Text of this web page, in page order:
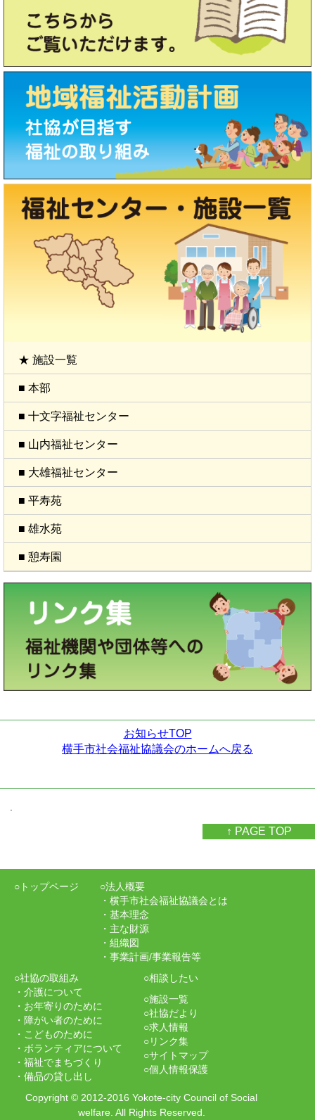
★ 施設一覧
■ 本部
■ 十文字福祉センター
■ 山内福祉センター
■ 大雄福祉センター
■ 平寿苑
■ 雄水苑
■ 憩寿園
お知らせTOP
横手市社会福祉協議会のホームへ戻る
.
↑ PAGE TOP
○トップページ
○法人概要
・横手市社会福祉協議会とは
・基本理念
・主な財源
・組織図
・事業計画/事業報告等
○社協の取組み
・介護について
・お年寄りのために
・障がい者のために
・こどものために
・ボランティアについて
・福祉でまちづくり
・備品の貸し出し
○相談したい
○施設一覧
○社協だより
○求人情報
○リンク集
○サイトマップ
○個人情報保護
Copyright © 2012-2016 Yokote-city Council of Social
welfare. All Rights Reserved.